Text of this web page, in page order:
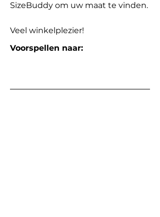
SizeBuddy om uw maat te vinden.
Veel winkelplezier!
Voorspellen naar: